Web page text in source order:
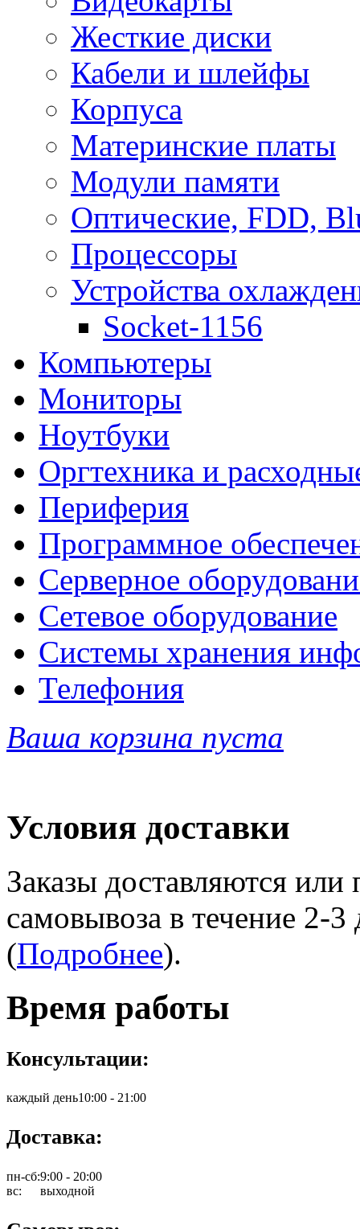
Жесткие диски
Кабели и шлейфы
Корпуса
Материнские платы
Модули памяти
Оптические, FDD,
Процессоры
Устройства
Socket-1156
Компьютеры
Мониторы
Ноутбуки
Оргтехника и
Периферия
Программное
Серверное
Сетевое оборудование
Системы хранения
Телефония
Ваша корзина пуста
Условия доставки
Заказы доставляются
самовывоза в течение 2-
(Подробнее).
Время работы
Консультации:
каждый день10:00 - 21:00
Доставка:
пн-сб:9:00 - 20:00
вс:
выходной